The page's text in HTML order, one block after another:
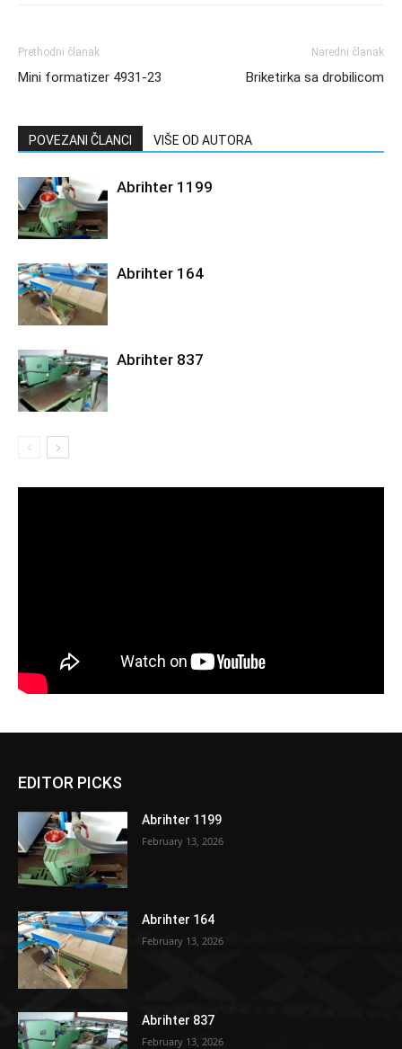
Prethodni članak
Mini formatizer 4931-23
Naredni članak
Briketirka sa drobilicom
POVEZANI ČLANCI VIŠE OD AUTORA
Abrihter 1199
Abrihter 164
Abrihter 837
EDITOR PICKS
Abrihter 1199
February 13, 2026
Abrihter 164
February 13, 2026
Abrihter 837
February 13, 2026